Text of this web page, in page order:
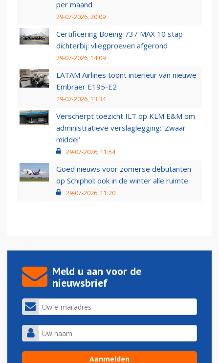
per maand
29-07-2026, 20:09
Certificering Boeing 737 MAX 10 stap
dichterbij: vliegproeven afgerond
29-07-2026, 14:09
LATAM Airlines toont interieur van nieuwe
Embraer E195-E2
29-07-2026, 13:34
Verscherpt toezicht ILT op KLM E&M om
administratieve verslaglegging: ‘Zwaar
middel’
29-07-2026, 11:54
Goed nieuws voor zomerse debutanten
op Schiphol: ook in de winter alle ruimte
29-07-2026, 11:20
Meld u aan voor de
nieuwsbrief